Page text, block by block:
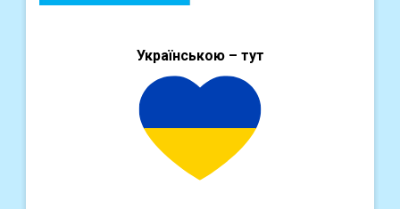
Українською – тут